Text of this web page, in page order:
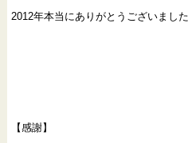
2012年本当にありがとうございました
【感謝】